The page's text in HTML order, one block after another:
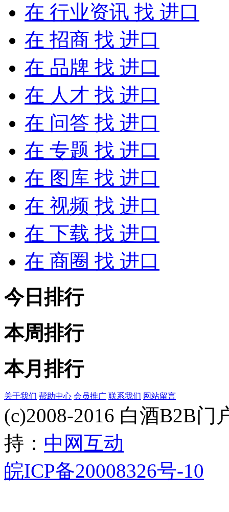
在 行业资讯 找 进口
在 招商 找 进口
在 品牌 找 进口
在 人才 找 进口
在 问答 找 进口
在 专题 找 进口
在 图库 找 进口
在 视频 找 进口
在 下载 找 进口
在 商圈 找 进口
今日排行
本周排行
本月排行
关于我们 帮助中心 会员推广 联系我们 网站留言
(c)2008-2016 白酒B2B门
持： 中网互动
皖ICP备20008326号-10